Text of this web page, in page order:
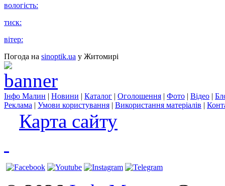
вологість:
тиск:
вітер:
Погода на sinoptik.ua у Житомирі
Інфо Малин | Новини | Каталог | Оголошення | Фото | Відео |
Реклама | Умови користування | Використання матеріалів |
Карта сайту